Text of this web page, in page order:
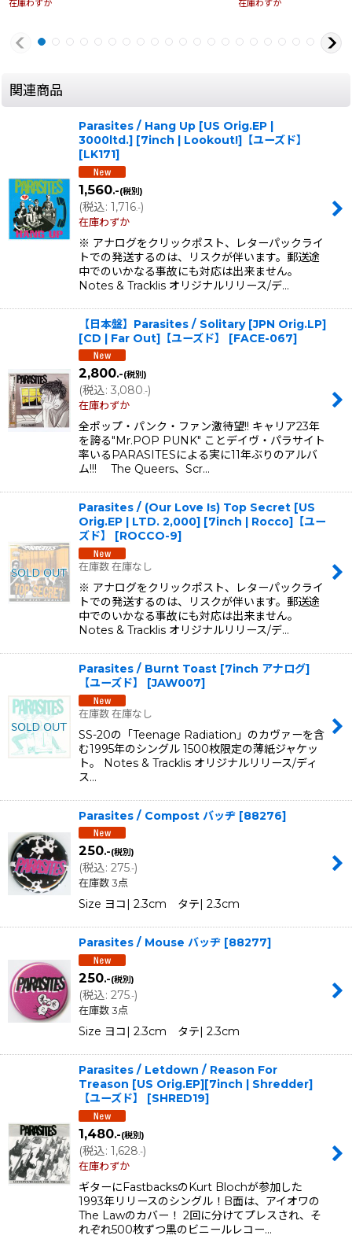
在庫わずか 在庫わずか
関連商品
Parasites / Hang Up [US Orig.EP |
3000ltd.] [7inch | Lookout!]【ユーズド】
[LK171]
1,560.-(税別)
(税込: 1,716.-)
在庫わずか
※ アナログをクリックポスト、レターパックライ
トでの発送するのは、リスクが伴います。郵送途
中でのいかなる事故にも対応は出来ません。
Notes & Tracklis オリジナルリリース/デ…
【日本盤】Parasites ‎/ Solitary [JPN Orig.LP]
[CD | Far Out]【ユーズド】
[FACE-067]
2,800.-(税別)
(税込: 3,080.-)
在庫わずか
全ポップ・パンク・ファン激待望!! キャリア23年
を誇る"Mr.POP PUNK" ことデイヴ・パラサイト
率いるPARASITESによる実に11年ぶりのアルバ
ム!!! The Queers、Scr…
Parasites / (Our Love Is) Top Secret [US
Orig.EP | LTD. 2,000] [7inch | Rocco]【ユー
ズド】
[ROCCO-9]
在庫数 在庫なし
※ アナログをクリックポスト、レターパックライ
トでの発送するのは、リスクが伴います。郵送途
中でのいかなる事故にも対応は出来ません。
Notes & Tracklis オリジナルリリース/デ…
Parasites / Burnt Toast [7inch アナログ]
【ユーズド】
[JAW007]
在庫数 在庫なし
SS-20の「Teenage Radiation」のカヴァーを含
む1995年のシングル 1500枚限定の薄紙ジャケッ
ト。 Notes & Tracklis オリジナルリリース/ディ
ス…
Parasites / Compost バッヂ [88276]
250.-(税別)
(税込: 275.-)
在庫数 3点
Size ヨコ| 2.3cm タテ| 2.3cm
Parasites / Mouse バッヂ [88277]
250.-(税別)
(税込: 275.-)
在庫数 3点
Size ヨコ| 2.3cm タテ| 2.3cm
Parasites / Letdown / Reason For
Treason [US Orig.EP][7inch | Shredder]
【ユーズド】
[SHRED19]
1,480.-(税別)
(税込: 1,628.-)
在庫わずか
ギターにFastbacksのKurt Blochが参加した
1993年リリースのシングル！B面は、アイオワの
The Lawのカバー！ 2回に分けてプレスされ、そ
れぞれ500枚ずつ黒のビニールレコー…